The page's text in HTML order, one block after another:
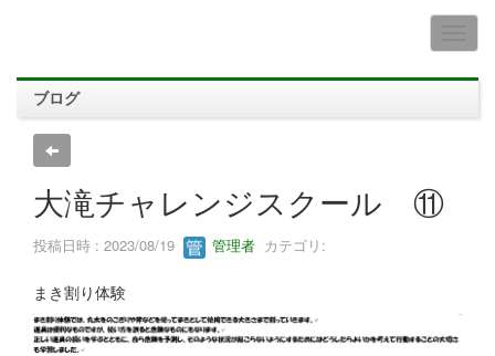
ブログ
大滝チャレンジスクール ⑪
投稿日時 : 2023/08/19 管理者 カテゴリ:
まき割り体験